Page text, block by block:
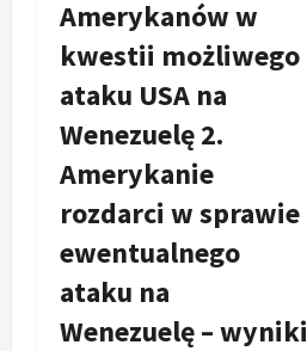
Amerykanów w
kwestii możliwego
ataku USA na
Wenezuelę 2.
Amerykanie
rozdarci w sprawie
ewentualnego
ataku na
Wenezuelę – wyniki